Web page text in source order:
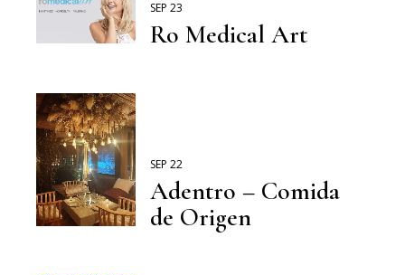
SEP 23
Ro Medical Art
SEP 22
Adentro – Comida
de Origen